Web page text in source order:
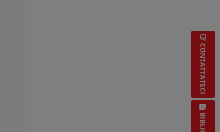
CONTATTATECI